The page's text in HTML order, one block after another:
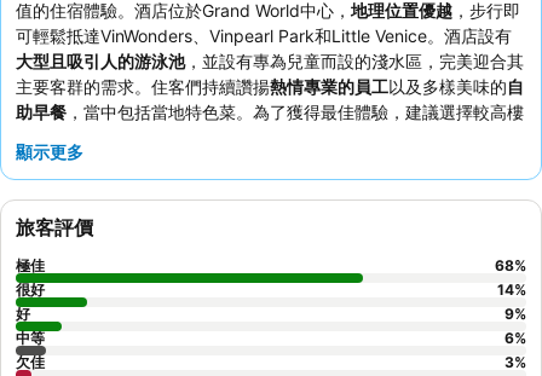
值的住宿體驗。酒店位於Grand World中心， 地理位置優越 ，步行即
可輕鬆抵達VinWonders、Vinpearl Park和Little Venice。酒店設有
大型且吸引人的游泳池，並設有專為兒童而設的淺水區，完美迎合其
主要客群的需求。住客們持續讚揚熱情專業的員工以及多樣美味的自
助早餐 ，當中包括當地特色菜。為了獲得最佳體驗，建議選擇較高樓
顯示更多
旅客評價
極佳 68%
很好
14%
好
9%
中等
6%
欠佳
3%